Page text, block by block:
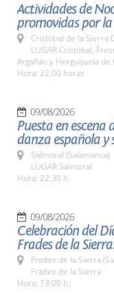
Actividades de
promovidas por
Cristóbal de la Sierra
LUGAR Cristóbal,
Argañán y Herguijuela de
Hora: 22,00 horas
09/08/2026
Puesta en escena
danza española y
Salmoral (Salamanca)
LUGAR Salmoral
Hora: 22:30 h.
09/08/2026
Celebración del
Frades de la
Frades de la Sierra
Frades de la Sierra
Hora: 13:00 h.